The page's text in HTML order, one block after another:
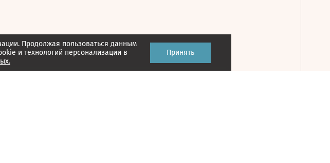
Продолжая пользоваться данным
и технологий персонализации в
Принять